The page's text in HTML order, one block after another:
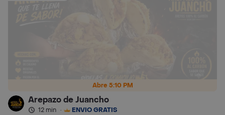
Abre 5:10 PM
Arepazo de Juancho
12 min · ENVÍO GRATIS